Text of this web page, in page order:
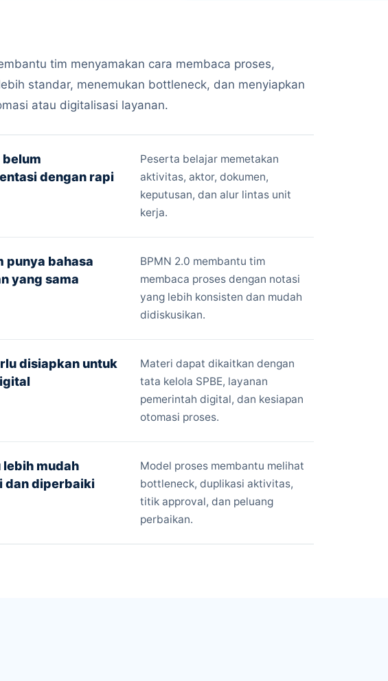
tim menyamakan cara membaca proses,
standar, menemukan bottleneck, dan menyiapkan
atau digitalisasi layanan.
dengan rapi
Peserta belajar memetakan
aktivitas, aktor, dokumen,
keputusan, dan alur lintas unit
kerja.
punya bahasa
yang sama
BPMN 2.0 membantu tim
membaca proses dengan notasi
yang lebih konsisten dan mudah
didiskusikan.
disiapkan untuk
Materi dapat dikaitkan dengan
tata kelola SPBE, layanan
pemerintah digital, dan kesiapan
otomasi proses.
lebih mudah
dan diperbaiki
Model proses membantu melihat
bottleneck, duplikasi aktivitas,
titik approval, dan peluang
perbaikan.